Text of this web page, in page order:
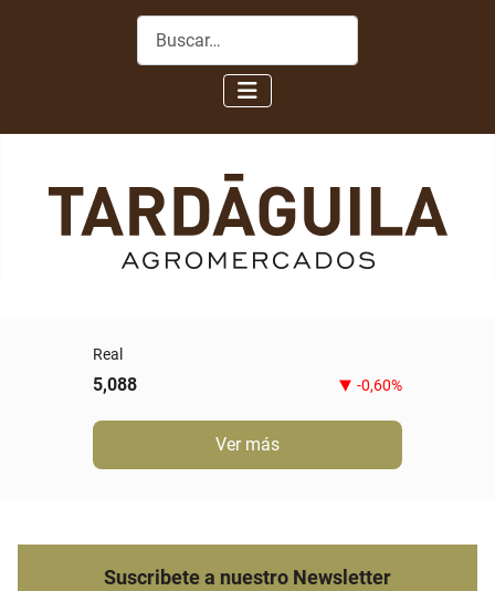
Buscar
Real
5,088 -0,60%
Ver más
Suscribete a nuestro Newsletter